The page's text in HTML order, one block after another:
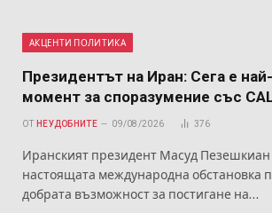
АКЦЕНТИ ПОЛИТИКА
Президентът на Иран: Сега е
момент за споразумение със
ОТ НЕУДОБНИТЕ 09/08/2026 376
Иранският президент Масуд Пезешкиан
настоящата международна обстановка
добрата възможност за постигане на…